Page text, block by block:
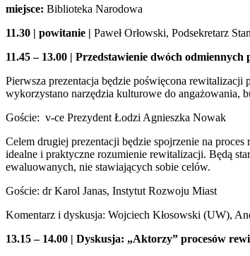
miejsce: Biblioteka Narodowa
11.30 | powitanie | Paweł Orłowski, Podsekretarz
11.45 – 13.00 | Przedstawienie dwóch
Pierwsza prezentacja będzie poświęcona
wykorzystano narzędzia kulturowe do angażowania,
Goście: v-ce Prezydent Łodzi Agnieszka Nowak
Celem drugiej prezentacji będzie spojrzenie na
idealne i praktyczne rozumienie rewitalizacji. Będą
ewaluowanych, nie stawiających sobie celów.
Goście: dr Karol Janas, Instytut Rozwoju Miast
Komentarz i dyskusja: Wojciech Kłosowski (UW),
13.15 – 14.00 | Dyskusja: „Aktorzy” procesów